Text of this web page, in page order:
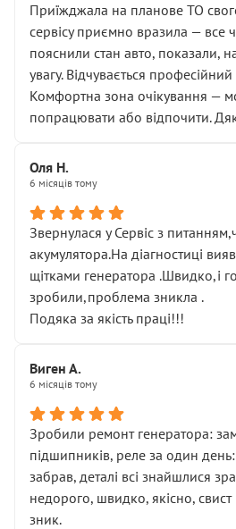
Приїжджала на планове ТО
сервісу приємно вразила — все
пояснили стан авто, показали,
увагу. Відчувається професійний
Комфортна зона очікування —
попрацювати або відпочити.
Оля Н.
6 місяців тому
Звернулася у Сервіс з
акумулятора.На діагностиці
щітками генератора .Швидко,і
зробили,проблема зникла .
Подяка за якість праці!!!
Виген А.
6 місяців тому
Зробили ремонт генератора:
підшипників, реле за один день:
забрав, деталі всі знайшлися
недорого, швидко, якісно,
зник.